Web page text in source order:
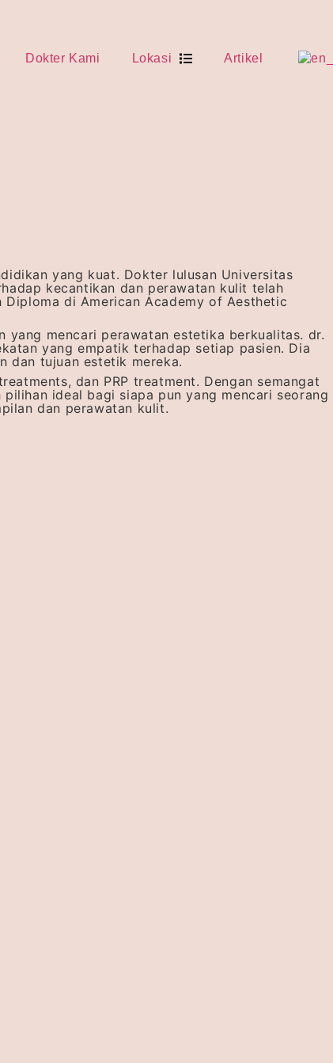
Dokter Kami Lokasi Artikel
yang kuat. Dokter lulusan Universitas
kecantikan dan perawatan kulit telah
Diploma di American Academy of Aesthetic
yang mencari perawatan estetika berkualitas. dr.
yang empatik terhadap setiap pasien. Dia
dan tujuan estetik mereka.
dan PRP treatment. Dengan semangat
ideal bagi siapa pun yang mencari seorang
dan perawatan kulit.